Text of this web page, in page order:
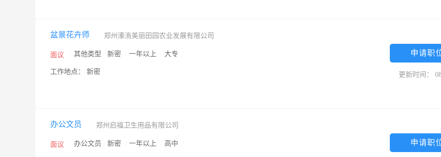
盆景花卉师 郑州溱洧美丽田园农业发展有限公司
面议 其他类型 新密 一年以上 大专
工作地点： 新密
申请职
更新时间：
办公文员 郑州启福卫生用品有限公司
面议 办公文员 新密 一年以上 高中 申请职